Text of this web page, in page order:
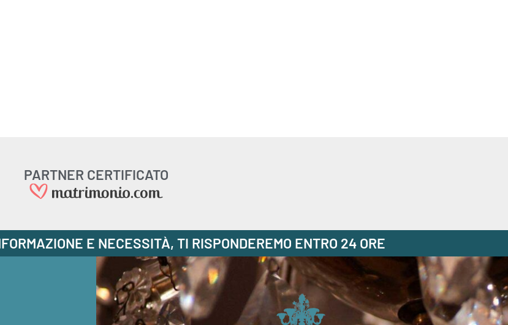
PARTNER CERTIFICATO
E NECESSITÀ, TI RISPONDEREMO ENTRO 24 ORE